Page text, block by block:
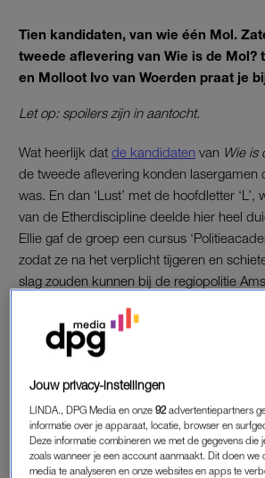
Tien kandidaten, van wie één Mol.
tweede aflevering van Wie is de Mol?
en Molloot Ivo van Woerden praat je
Let op: spoilers zijn in aantocht.
Wat heerlijk dat de kandidaten van Wie is
de tweede aflevering konden lasergamen
was. En dan ‘Lust’ met de hoofdletter ‘L’,
van de Etherdiscipline deelde hier heel
Ellie gaf de groep een cursus
zodat ze na het verplicht tijgeren en
slag zouden kunnen bij de regiopolitie
Zo kwamen er tips voorbij om vooral kort
maar ook helder en duidelijk. Gouden tips
alle kijkers van
zullen komen. Als ik morgen naar de
eens toe gaan passen: ‘Krentenbollen.
me een hoop onduidelijkheid schelen.
Lees ook
Jouw privacy-instellingen
LINDA., DPG Media en onze92 advertentiepartners
informatie over je apparaat, locatie, browser en
Deze informatie combineren we met de gegevens die
zoals wanneer je een account aanmaakt. Dit doen we
media te analyseren en onze websites en apps te